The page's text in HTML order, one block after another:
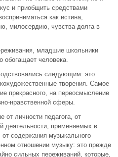
и приобщить средствами
как истина,
милосердию, чувства долга в
младшие школьники
обогащает человека.
следующим: это
творения. Самое
прекрасного, на переосмысление
нравственной сферы.
от личности педагога, от
деятельности, применяемых в
от содержания музыкального
отношении музыку: это прежде
сильных переживаний, которые,